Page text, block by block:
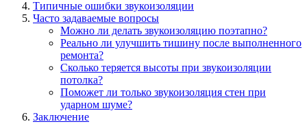
Типичные ошибки звукоизоляции
Часто задаваемые вопросы
Можно ли делать звукоизоляцию поэтапно?
Реально ли улучшить тишину после выполненного
ремонта?
Сколько теряется высоты при звукоизоляции
потолка?
Поможет ли только звукоизоляция стен при
ударном шуме?
Заключение